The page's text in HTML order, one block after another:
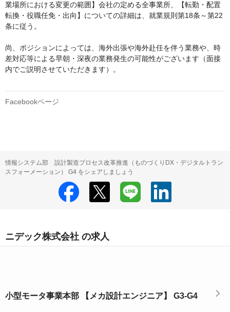
業場所における変更の範囲】会社の定める全事業所、【転勤・配置
転換・役職任免・出向】についての詳細は、就業規則第18条～第22
条に従う。
尚、ポジションによっては、海外出張や海外赴任を伴う業務や、時
差対応等による早朝・深夜の業務発生の可能性がございます（面接
内でご説明させていただきます）。
Facebookページ
情報システム部 設計製造プロセス改革推進（ものづくりDX・デジタルトラン
スフォーメーション） G4 をシェアしましょう
ニデック株式会社 の求人
小型モータ事業本部 【メカ設計エンジニア】 G3-G4